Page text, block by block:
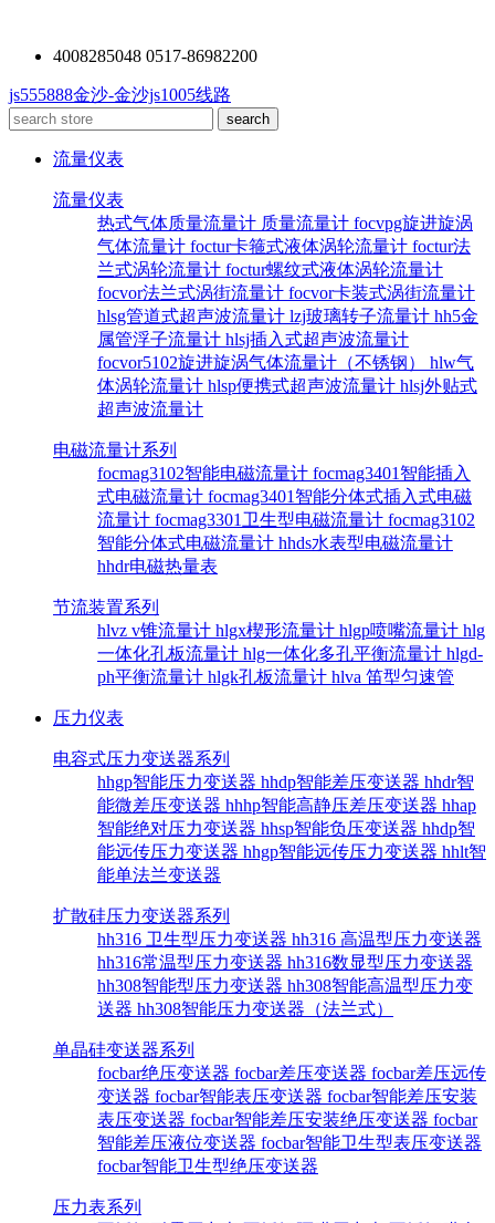
4008285048 0517-86982200
js555888金沙-金沙js1005线路
流量仪表
流量仪表
热式气体质量流量计 质量流量计 focvpg旋进旋涡
气体流量计 foctur卡箍式液体涡轮流量计 foctur法
兰式涡轮流量计 foctur螺纹式液体涡轮流量计
focvor法兰式涡街流量计 focvor卡装式涡街流量计
hlsg管道式超声波流量计 lzj玻璃转子流量计 hh5金
属管浮子流量计 hlsj插入式超声波流量计
focvor5102旋进旋涡气体流量计（不锈钢） hlw气
体涡轮流量计 hlsp便携式超声波流量计 hlsj外贴式
超声波流量计
电磁流量计系列
focmag3102智能电磁流量计 focmag3401智能插入
式电磁流量计 focmag3401智能分体式插入式电磁
流量计 focmag3301卫生型电磁流量计 focmag3102
智能分体式电磁流量计 hhds水表型电磁流量计
hhdr电磁热量表
节流装置系列
hlvz v锥流量计 hlgx楔形流量计 hlgp喷嘴流量计 hlg
一体化孔板流量计 hlg一体化多孔平衡流量计 hlgd-
ph平衡流量计 hlgk孔板流量计 hlva 笛型匀速管
压力仪表
电容式压力变送器系列
hhgp智能压力变送器 hhdp智能差压变送器 hhdr智
能微差压变送器 hhhp智能高静压差压变送器 hhap
智能绝对压力变送器 hhsp智能负压变送器 hhdp智
能远传压力变送器 hhgp智能远传压力变送器 hhlt智
能单法兰变送器
扩散硅压力变送器系列
hh316 卫生型压力变送器 hh316 高温型压力变送器
hh316常温型压力变送器 hh316数显型压力变送器
hh308智能型压力变送器 hh308智能高温型压力变
送器 hh308智能压力变送器（法兰式）
单晶硅变送器系列
focbar绝压变送器 focbar差压变送器 focbar差压远传
变送器 focbar智能表压变送器 focbar智能差压安装
表压变送器 focbar智能差压安装绝压变送器 focbar
智能差压液位变送器 focbar智能卫生型表压变送器
focbar智能卫生型绝压变送器
压力表系列